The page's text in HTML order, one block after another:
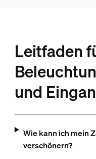
Leitfaden
und
Wie kann ich mein
verschönern?